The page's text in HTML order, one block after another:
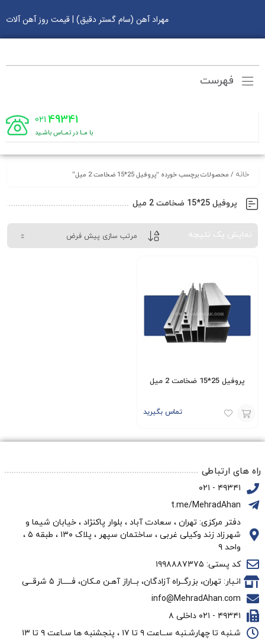
مهراد آهن (سام گستر دقیق) | قیمت روز آهن آلات
فهرست
49341
021
با مـا در تمـاس باشـید
خانه / محصولات برچسب خورده “پروفیل 25*15 ضخامت 2 میل”
پروفیل 25*15 ضخامت 2 میل
نمایش یک نتیجه
پروفیل 25*15 ضخامت 2 میل
تماس بگیرید
سبد
راه های ارتباطی
۴۹۳۴۱ - ۰۲۱
t.me/MehradAhan
دفتر مرکزی: تهران ، سعادت آباد ، بلوار پاکنژاد ، خیابان شیما و
شهرزاد زند وکیلی غربی ، ساختمان سپهر ، پلاک ۱۳۰ ، طبقه ۵ ،
واحد ۹
کد پستی: ۱۹۹۸۸۸۷۳۷۵
انـبار: تهران، بزرگــراه آزادگان، بــاراز آهـن مـکان، فـــــاز ۵ شرقــی
info@MehradAhan.com
۴۹۳۴۱ - ۰۲۱ داخلی ۸
شـنبه تا چهارشـنبه ســاعت ۹ تا ۱۷ ، پنجشنبه ها سـاعت ۹ تا ۱۳